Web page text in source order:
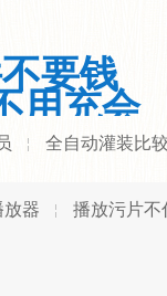
要钱
用充会
全自动灌装比
器 播放污片不